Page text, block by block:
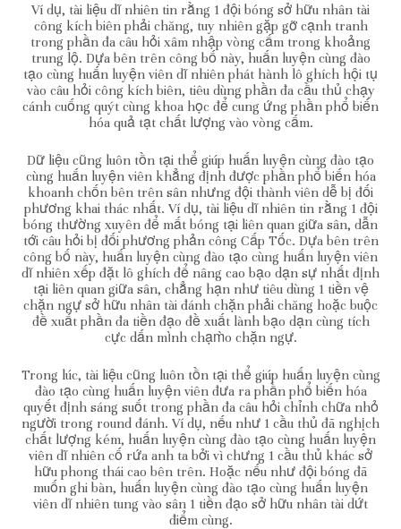
Ví dụ, tài liệu dĩ nhiên tin rằng 1 đội bóng sở hữu nhân tài
công kích biên phải chăng, tuy nhiên gặp gỡ cạnh tranh
trong phần đa câu hỏi xâm nhập vòng cấm trong khoảng
trung lộ. Dựa bên trên công bố này, huấn luyện cùng đào
tạo cùng huấn luyện viên dĩ nhiên phát hành lô ghích hội tụ
vào câu hỏi công kích biên, tiêu dùng phần đa cầu thủ chạy
cánh cuống quýt cùng khoa học để cung ứng phần phổ biến
hóa quả tạt chất lượng vào vòng cấm.
Dữ liệu cũng luôn tồn tại thể giúp huấn luyện cùng đào tạo
cùng huấn luyện viên khẳng định được phần phổ biến hóa
khoanh chốn bên trên sân nhưng đội thành viên dễ bị đối
phương khai thác nhất. Ví dụ, tài liệu dĩ nhiên tin rằng 1 đội
bóng thường xuyên để mất bóng tại liên quan giữa sân, dẫn
tới câu hỏi bị đối phương phản công Cấp Tốc. Dựa bên trên
công bố này, huấn luyện cùng đào tạo cùng huấn luyện viên
dĩ nhiên xếp đặt lô ghích để nâng cao bạo dạn sự nhất định
tại liên quan giữa sân, chẳng hạn như tiêu dùng 1 tiền vệ
chặn ngự sở hữu nhân tài đánh chặn phải chăng hoặc buộc
đề xuất phần đa tiền đạo đề xuất lành bạo dạn cùng tích
cực dấn mình chạm̀o chặn ngự.
Trong lúc, tài liệu cũng luôn tồn tại thể giúp huấn luyện cùng
đào tạo cùng huấn luyện viên đưa ra phần phổ biến hóa
quyết định sáng suốt trong phần đa câu hỏi chỉnh chữa nhỏ
người trong round đánh. Ví dụ, nếu như 1 cầu thủ đã nghịch
chất lượng kém, huấn luyện cùng đào tạo cùng huấn luyện
viên dĩ nhiên cố rứa anh ta bởi vì chưng 1 cầu thủ khác sở
hữu phong thái cao bên trên. Hoặc nếu như đội bóng đã
muốn ghi bàn, huấn luyện cùng đào tạo cùng huấn luyện
viên dĩ nhiên tung vào sân 1 tiền đạo sở hữu nhân tài dứt
điểm cùng.